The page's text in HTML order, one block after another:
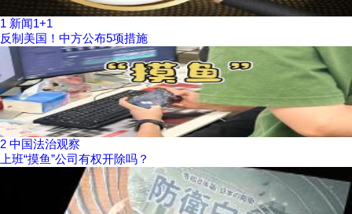
1 新闻1+1
反制美国！中方公布5项措施
2 中国法治观察
上班“摸鱼”公司有权开除吗？